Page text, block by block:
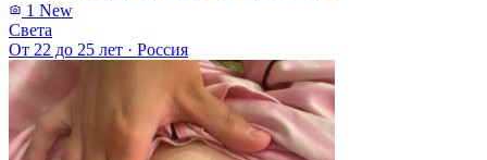
1 New
Света
От 22 до 25 лет · Россия